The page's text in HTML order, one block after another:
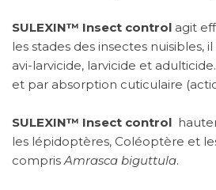
SULEXIN™ Insect control agit
les stades des insectes nuisibles,
avi-larvicide, larvicide et
et par absorption cuticulaire
SULEXIN™ Insect control
les lépidoptères, Coléoptère et
comprisAmrasca biguttula.